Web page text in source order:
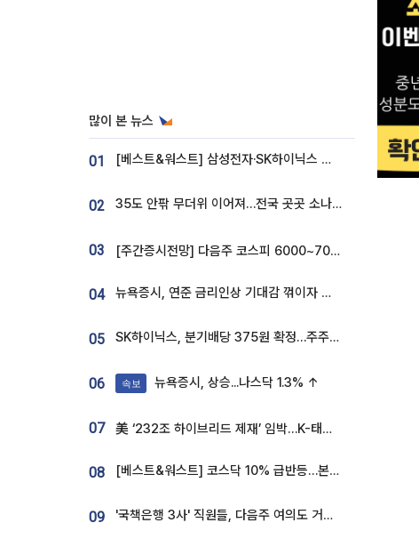
많이 본 뉴스
01 [베스트&워스트] 삼성전자·SK하이닉스 밀린 한 주…상상인증권은 85% 급등
02 35도 안팎 무더위 이어져…전국 곳곳 소나기 [오늘 날씨]
03 [주간증시전망] 다음주 코스피 6000~7000⋯“外人 수급은 정책이 변수”
04 뉴욕증시, 연준 금리인상 기대감 꺾이자 상승...S&P500 사상 최고치 [종합]
05 SK하이닉스, 분기배당 375원 확정…주주환원책 9월로 앞당겨 발표
06 속보 뉴욕증시, 상승...나스닥 1.3% ↑
07 美 ‘232조 하이브리드 제재’ 임박…K-태양광, 불확실성 털고 날개 다나
08 [베스트&워스트] 코스닥 10% 급반등…본느, 최대주주 변경 기대에 270% 폭등
09 '국책은행 3사' 직원들, 다음주 여의도 거리 나서는 까닭은